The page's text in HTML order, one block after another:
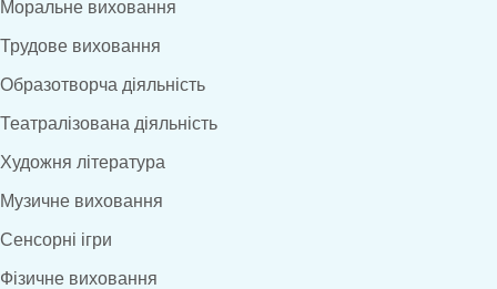
Моральне виховання
Трудове виховання
Образотворча діяльність
Театралізована діяльність
Художня література
Музичне виховання
Сенсорні ігри
Фізичне виховання